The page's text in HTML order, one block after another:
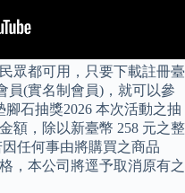
眾都可用，只要下載註冊臺
員(實名制會員)，就可以參
石抽獎2026 本次活動之抽
額，除以新臺幣 258 元之整
任何事由將購買之商品
，本公司將逕予取消原有之